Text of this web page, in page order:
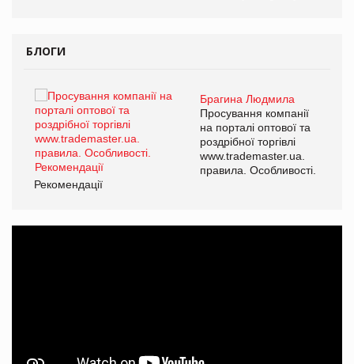
БЛОГИ
Брагина Людмила
Просування компанії
на порталі оптової та
роздрібної торгівлі
www.trademaster.ua.
правила. Особливості.
Рекомендації